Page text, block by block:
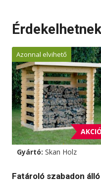
Azonnal elvihető
Gyártó: Skan Holz
Fatároló szabadon álló